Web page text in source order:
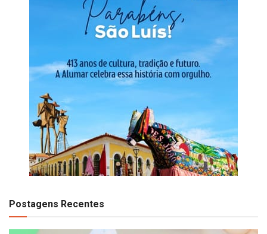
Postagens Recentes